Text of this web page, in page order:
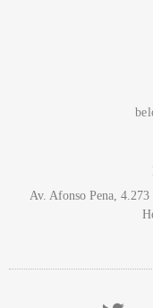
Av. Afonso Pena,